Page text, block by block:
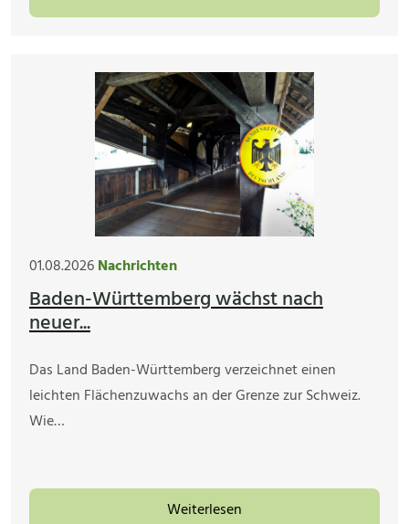
01.08.2026Nachrichten
Baden-Württemberg wächst nach
neuer...
Das Land Baden-Württemberg verzeichnet einen
leichten Flächenzuwachs an der Grenze zur Schweiz.
Wie…
Weiterlesen